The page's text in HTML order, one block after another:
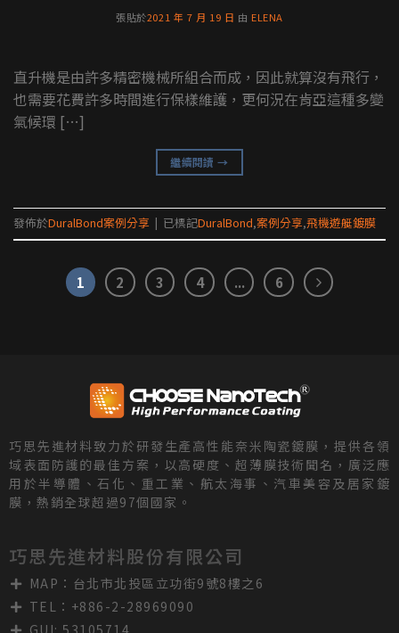
張貼於2021 年 7 月 19 日 由 ELENA
直升機是由許多精密機械所組合而成，因此就算沒有飛行，
也需要花費許多時間進行保樣維護，更何況在肯亞這種多變
氣候環 […]
繼續閱讀→
發佈於DuralBond案例分享 | 已標記DuralBond,案例分享,飛機遊艇鍍膜
1 2 3 4 ... 6
巧思先進材料致力於研發生產高性能奈米陶瓷鍍膜，提供各領
域表面防護的最佳方案，以高硬度、超薄膜技術聞名，廣泛應
用於半導體、石化、重工業、航太海事、汽車美容及居家鍍
膜，熱銷全球超過97個國家。
巧思先進材料股份有限公司
MAP：台北市北投區立功街9號8樓之6
TEL：+886-2-28969090
GUI: 53105714